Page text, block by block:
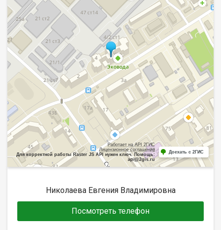
Работает на API 2ГИС
Лицензионное соглашение
Для корректной работы Raster JS API нужен ключ. Помощь:
api@2gis.ru
Доехать с 2ГИС
Николаева Евгения Владимировна
Посмотреть телефон